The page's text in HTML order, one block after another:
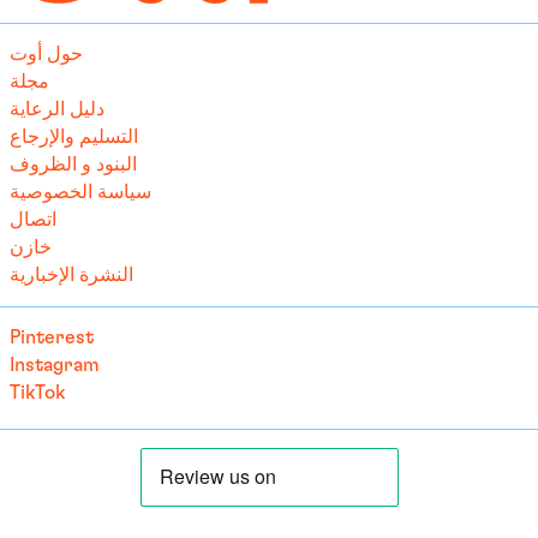
حول أوت
مجلة
دليل الرعاية
التسليم والإرجاع
البنود و الظروف
سياسة الخصوصية
اتصال
خازن
النشرة الإخبارية
Pinterest
Instagram
TikTok
العراق (EUR €)
الغابون (EUR €)